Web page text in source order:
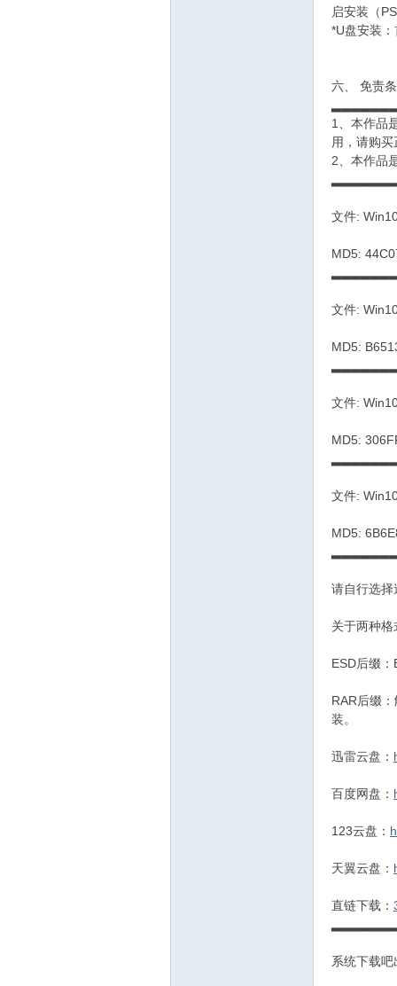
启安装（
*U盘安装
六、 免责
1、本作品
用，请购
2、本作品
文件:
MD5:
文件:
MD5:
文件:
MD5:
文件:
MD5:
请自行选择
关于两种
ESD后缀
RAR后缀
装。
迅雷云盘：
百度网盘：
123云盘：
天翼云盘：
直链下载：
系统下载吧